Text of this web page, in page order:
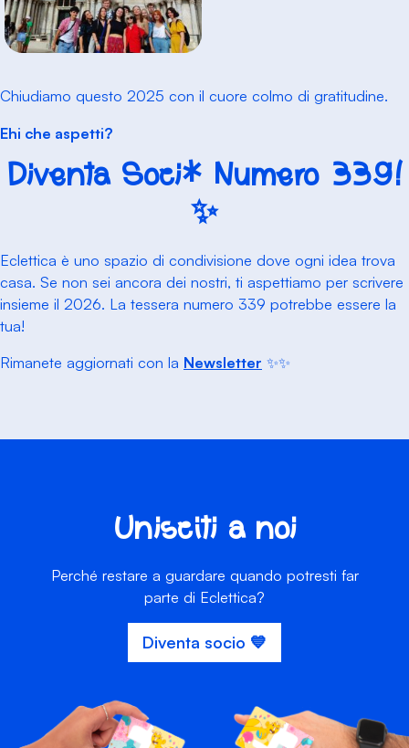
Chiudiamo questo 2025 con il cuore colmo di gratitudine.
Ehi che aspetti?
Diventa Soci* Numero 339!
✨
Eclettica è uno spazio di condivisione dove ogni idea trova
casa. Se non sei ancora dei nostri, ti aspettiamo per scrivere
insieme il 2026. La tessera numero 339 potrebbe essere la
tua!
Rimanete aggiornati con la Newsletter ✨✨
Unisciti a noi
Perché restare a guardare quando potresti far
parte di Eclettica?
Diventa socio 💙